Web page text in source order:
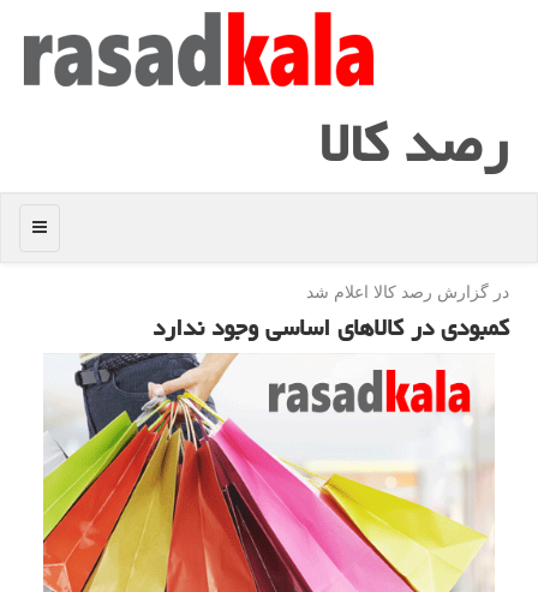
رصد كالا
منو
در گزارش رصد كالا اعلام شد
كمبودی در كالاهای اساسی وجود ندارد